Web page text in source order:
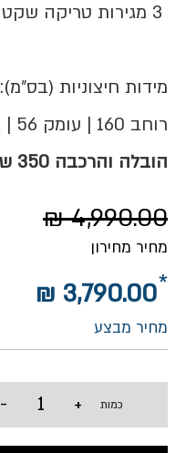
מידות חיצוניות (בס״מ):
רוחב 160 | עומק 56 | גובה 240
הובלה והרכבה 350 ש"ח ישולמו ישירות למוביל.
מחיר מבצע
3,790.00 ₪
מחיר מחירון
4,990.00 ₪
כמות +
-